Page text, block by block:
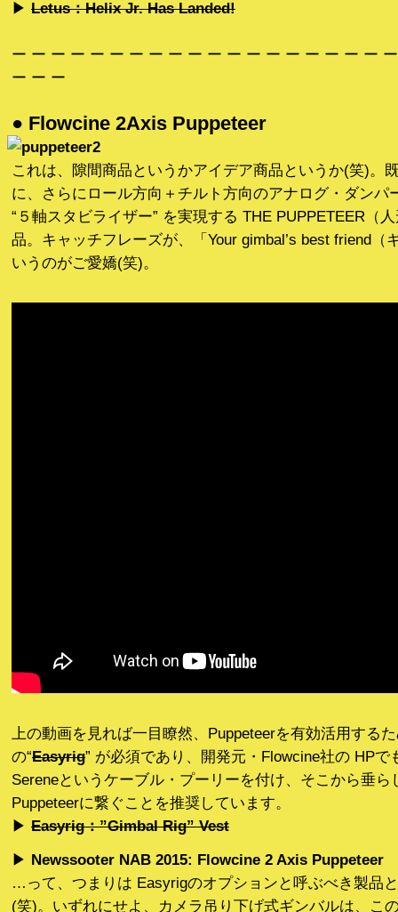
▶︎ Letus：Helix Jr. Has Landed!
ー ー ー ー ー ー ー ー ー ー ー ー ー ー ー ー ー ー ー
ー ー ー
● Flowcine 2Axis Puppeteer
これは、隙間商品というかアイデア商品というか(笑)。
に、さらにロール方向＋チルト方向のアナログ・ダンパ
“５軸スタビライザー” を実現する THE PUPPETEER（
品。キャッチフレーズが、「Your gimbal’s best friend（
いうのがご愛嬌(笑)。
上の動画を見れば一目瞭然、Puppeteerを有効活用する
の“Easyrig” が必須であり、開発元・Flowcine社の HPで
Sereneというケーブル・プーリーを付け、そこから垂ら
Puppeteerに繋ぐことを推奨しています。
▶︎ Easyrig：”Gimbal Rig” Vest
▶︎ Newssooter NAB 2015: Flowcine 2 Axis Puppeteer
…って、つまりは Easyrigのオプションと呼ぶべき製品
(笑)。いずれにせよ、カメラ吊り下げ式ギンバルは、こ